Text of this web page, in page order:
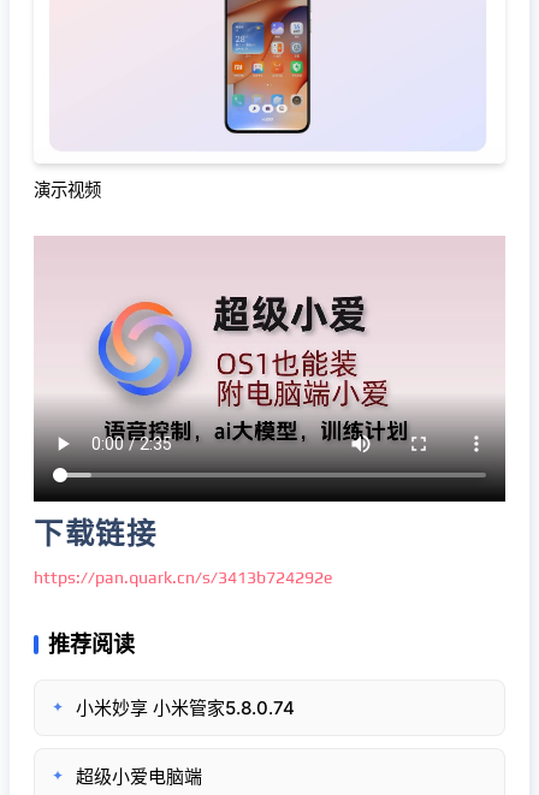
演示视频
下载链接
https://pan.quark.cn/s/3413b724292e
推荐阅读
✦ 小米妙享 小米管家5.8.0.74
✦ 超级小爱电脑端